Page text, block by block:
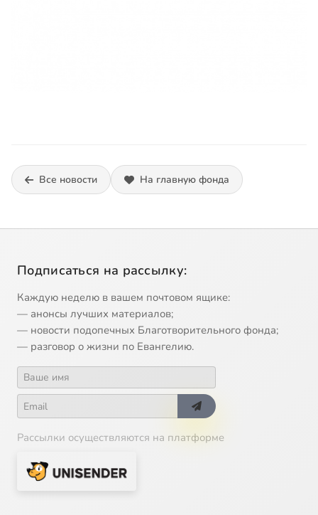
Все новости На главную фонда
Подписаться на рассылку:
Каждую неделю в вашем почтовом ящике:
— анонсы лучших материалов;
— новости подопечных Благотворительного фонда;
— разговор о жизни по Евангелию.
Рассылки осуществляются на платформе